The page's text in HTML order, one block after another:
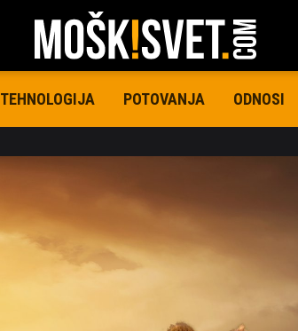
TEHNOLOGIJA POTOVANJA ODNOSI